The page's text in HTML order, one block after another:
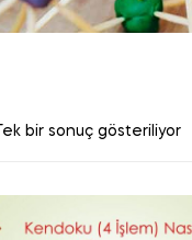
Tek bir sonuç gösteriliyor